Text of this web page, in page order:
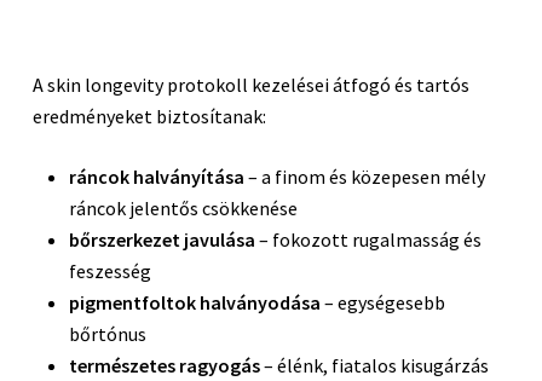
A skin longevity protokoll kezelései átfogó és tartós
eredményeket biztosítanak:
ráncok halványítása – a finom és közepesen mély
ráncok jelentős csökkenése
bőrszerkezet javulása – fokozott rugalmasság és
feszesség
pigmentfoltok halványodása – egységesebb
bőrtónus
természetes ragyogás– élénk, fiatalos kisugárzás